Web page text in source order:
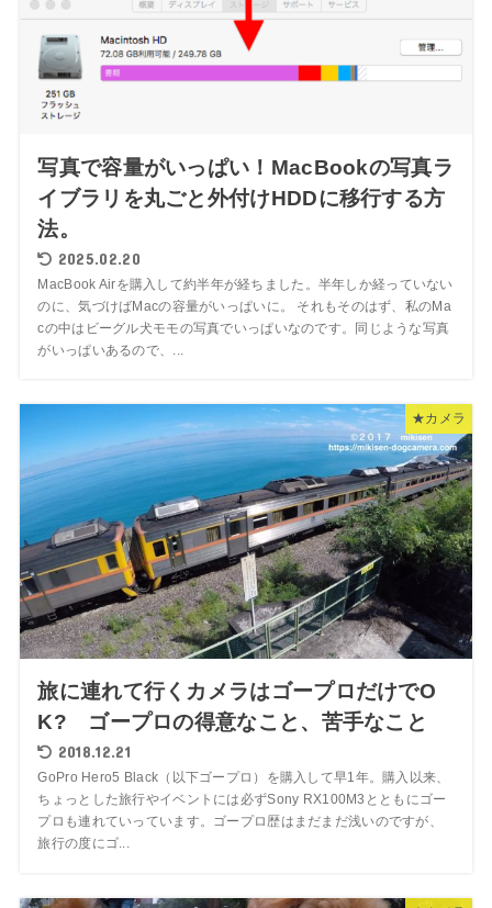
写真で容量がいっぱい！MacBookの写真ラ
イブラリを丸ごと外付けHDDに移行する方
法。
2025.02.20
MacBook Airを購入して約半年が経ちました。半年しか経っていない
のに、気づけばMacの容量がいっぱいに。 それもそのはず、私のMa
cの中はビーグル犬モモの写真でいっぱいなのです。同じような写真
がいっぱいあるので、...
★カメラ
旅に連れて行くカメラはゴープロだけでO
K? ゴープロの得意なこと、苦手なこと
2018.12.21
GoPro Hero5 Black（以下ゴープロ）を購入して早1年。購入以来、
ちょっとした旅行やイベントには必ずSony RX100M3とともにゴー
プロも連れていっています。ゴープロ歴はまだまだ浅いのですが、
旅行の度にゴ...